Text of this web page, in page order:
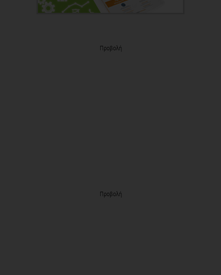
Προβολή
Προβολή